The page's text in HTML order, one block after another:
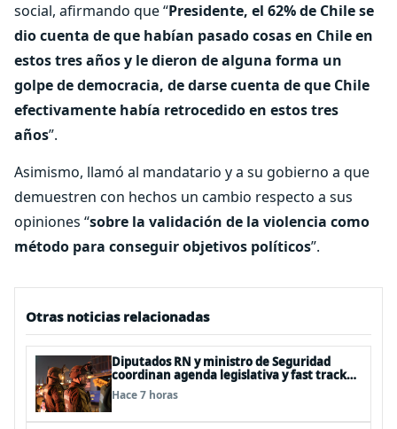
social, afirmando que “Presidente, el 62% de Chile se
dio cuenta de que habían pasado cosas en Chile en
estos tres años y le dieron de alguna forma un
golpe de democracia, de darse cuenta de que Chile
efectivamente había retrocedido en estos tres
años”.
Asimismo, llamó al mandatario y a su gobierno a que
demuestren con hechos un cambio respecto a sus
opiniones “sobre la validación de la violencia como
método para conseguir objetivos políticos”.
Otras noticias relacionadas
Diputados RN y ministro de Seguridad
coordinan agenda legislativa y fast track
de proyectos
Hace 7 horas